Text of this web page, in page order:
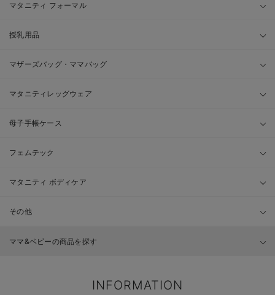
マタニティ フォーマル
授乳用品
マザーズバッグ・ママバッグ
マタニティレッグウェア
母子手帳ケース
フェムテック
マタニティ ボディケア
その他
ママ&ベビーの商品を探す
INFORMATION